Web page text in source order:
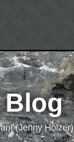
(Jenny Holzer)